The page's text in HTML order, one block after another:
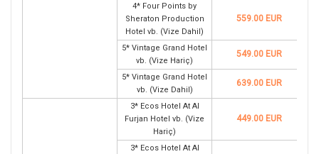
4* Four Points by
Sheraton Production
Hotel vb. (Vize Dahil)
559.00 EUR
5* Vintage Grand Hotel
vb. (Vize Hariç)
549.00 EUR
5* Vintage Grand Hotel
vb. (Vize Dahil)
639.00 EUR
3* Ecos Hotel At Al
Furjan Hotel vb. (Vize
Hariç)
449.00 EUR
3* Ecos Hotel At Al